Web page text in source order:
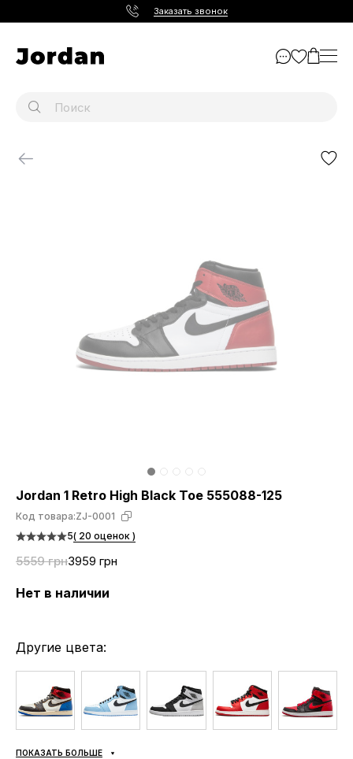
Заказать звонок
Jordan 1 Retro High Black Toe 555088-125
Код товара:ZJ-0001
5( 20 оценок )
5559 грн3959 грн
Нет в наличии
Другие цвета:
ПОКАЗАТЬ БОЛЬШЕ